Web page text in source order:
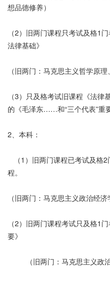
想品德修养）
（2）旧两门课程只考试及格1
法律基础》
（旧两门：马克思主义哲学原理
（3）只及格考试旧课程《法
的《毛泽东……和“三个代表”重
2、本科：
（1）旧两门课程已考试及格
程。
（旧两门：马克思主义政治经
（2）旧两门课程考试只及格1
要》
（旧两门：马克思主义政治